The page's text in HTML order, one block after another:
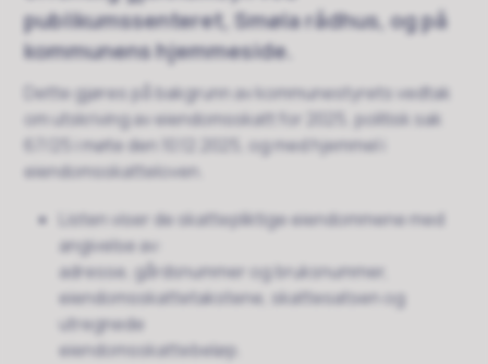
publikumssenteret, Smøla rådhus, og på
kommunens hjemmeside.
Dette gjøres på bakgrunn av kommunestyrets vedtak
om utskriving av eiendomsskatt for 2025, politisk sak
67/25 i møte den 10.12.2025, og med hjemmel i
eiendomsskatteloven.
Listen viser de skattepliktige eiendommene med
angivelse av:
adresse, gårdsnummer og bruksnummer,
eiendomsskattetakstene, skattesatsen og
utregnede
eiendomsskattebeløp.